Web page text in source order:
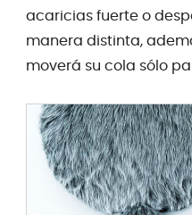
acaricias fuerte o
manera distinta,
moverá su cola sólo